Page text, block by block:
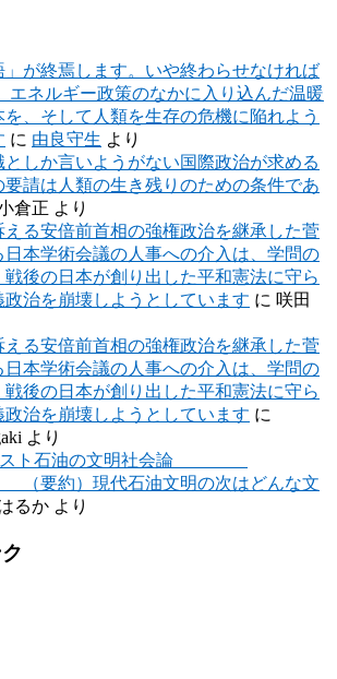
」が終焉します。いや終わらせなければ
エネルギー政策のなかに入り込んだ温暖
、そして人類を生存の危機に陥れよう
に 由良守生 より
しか言いようがない国際政治が求める
要請は人類の生き残りのための条件であ
倉正 より
える安倍前首相の強権政治を継承した菅
日本学術会議の人事への介入は、学問の
戦後の日本が創り出した平和憲法に守ら
治を崩壊しようとしています に 咲田
える安倍前首相の強権政治を継承した菅
日本学術会議の人事への介入は、学問の
戦後の日本が創り出した平和憲法に守ら
治を崩壊しようとしています に
より
スト石油の文明社会論
現代石油文明の次はどんな文
るか より